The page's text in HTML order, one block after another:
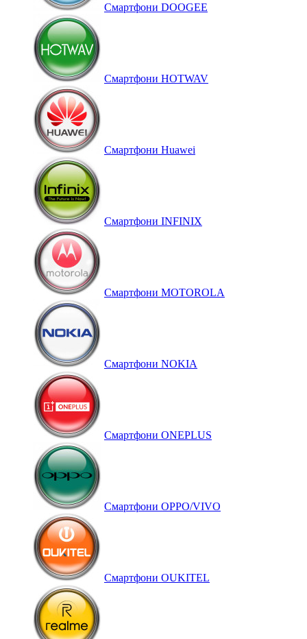
Смартфони DOOGEE
Смартфони HOTWAV
Смартфони Huawei
Смартфони INFINIX
Смартфони MOTOROLA
Смартфони NOKIA
Смартфони ONEPLUS
Смартфони OPPO/VIVO
Смартфони OUKITEL